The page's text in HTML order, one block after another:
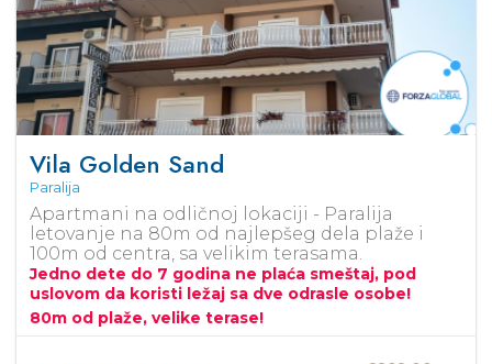
Vila Golden Sand
Paralija
Apartmani na odličnoj lokaciji - Paralija
letovanje na 80m od najlepšeg dela plaže i
100m od centra, sa velikim terasama.
Jedno dete do 7 godina ne plaća smeštaj, pod
uslovom da koristi ležaj sa dve odrasle osobe!
80m od plaže, velike terase!